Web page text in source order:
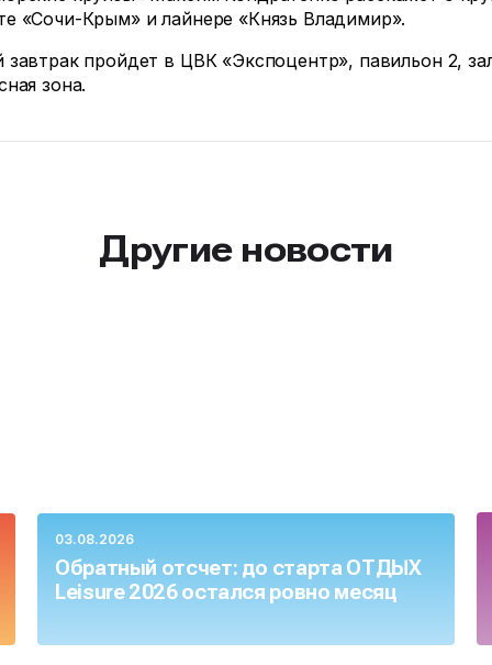
«Сочи-Крым» и лайнере «Князь Владимир».
завтрак пройдет в ЦВК «Экспоцентр», павильон 2,
зона.
Другие новости
03.08.2026
Обратный отсчет: до старта ОТДЫХ
Leisure 2026 остался ровно месяц